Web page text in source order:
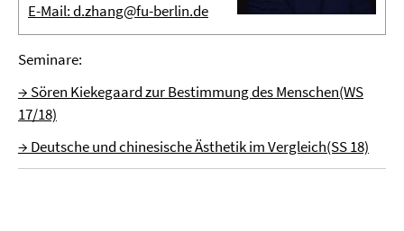
E-Mail: d.zhang@fu-berlin.de
Seminare:
→ Sören Kiekegaard zur Bestimmung des Menschen(WS
17/18)
→ Deutsche und chinesische Ästhetik im Vergleich(SS 18)